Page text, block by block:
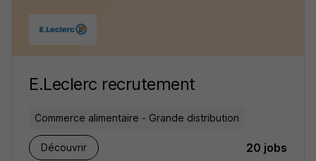
E.Leclerc recrutement
Commerce alimentaire - Grande distribution
Découvrir 20 jobs